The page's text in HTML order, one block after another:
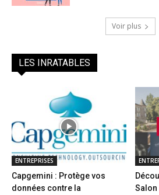
Voir plus
LES INRATABLES
ENTREPRISES
Capgemini : Protège vos
données contre la
Salon